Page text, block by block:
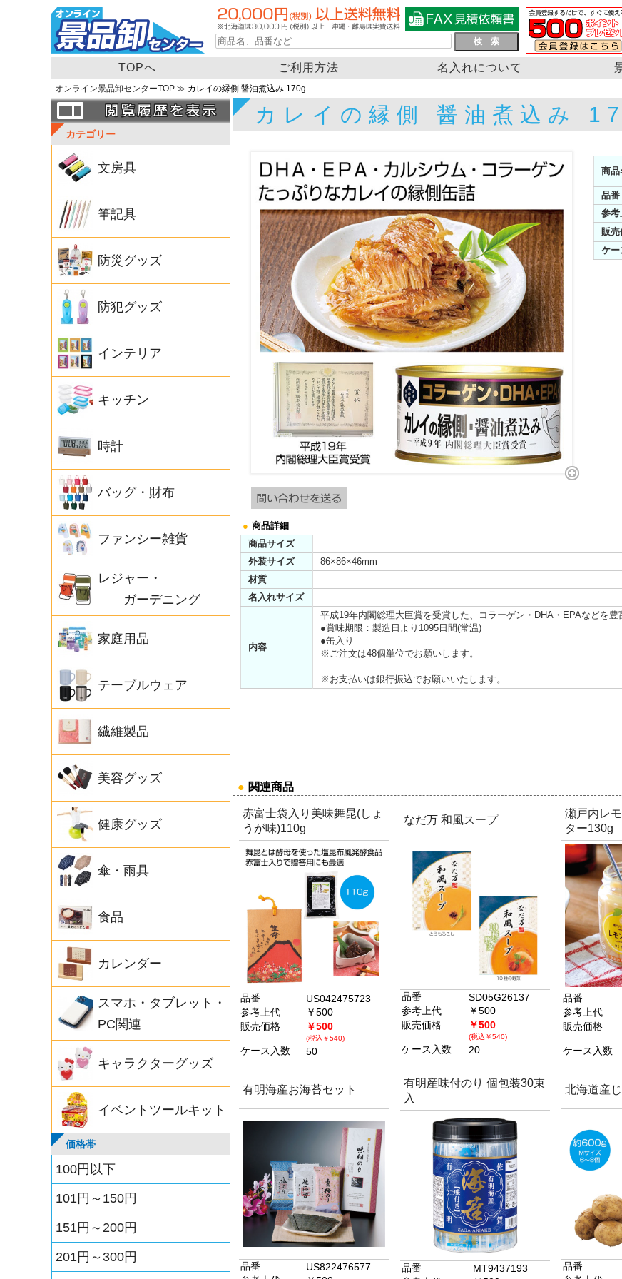
TOPへ ご利用方法 名入れについて
オンライン景品卸センターTOP ≫ カレイの縁側 醤油煮込み 170g
カテゴリー
文房具
筆記具
防災グッズ
防犯グッズ
インテリア
キッチン
時計
バッグ・財布
ファンシー雑貨
レジャー・
ガーデニング
家庭用品
テーブルウェア
繊維製品
美容グッズ
健康グッズ
傘・雨具
食品
カレンダー
スマホ・タブレット・
PC関連
キャラクターグッズ
イベントツールキット
価格帯
100円以下
101円～150円
151円～200円
201円～300円
カレイの縁側 醤油煮込み
商品
品番
参考
販売
ケー
● 商品詳細
商品サイズ
外装サイズ
86×86×46mm
材質
名入れサイズ
内容
平成19年内閣総理大臣賞を受賞した、コラーゲン・DHA・EPAなどを
●賞味期限：製造日より1095日間(常温)
●缶入り
※ご注文は48個単位でお願いします。
※お支払いは銀行振込でお願いいたします。
● 関連商品
赤富士袋入り美味舞昆(しょ
うが味)110g
品番
US042475723
参考上代
￥500
販売価格
￥500
(税込￥540)
ケース入数 50
なだ万 和風スープ
品番
SD05G26137
参考上代
￥500
販売価格
￥500
(税込￥540)
ケース入数 20
瀬戸内レ
ター130g
品番
参考上代
販売価格
ケース入数
有明海産お海苔セット
品番
US822476577
有明産味付のり 個包装30束
入
品番
MT9437193
北海道産
品番